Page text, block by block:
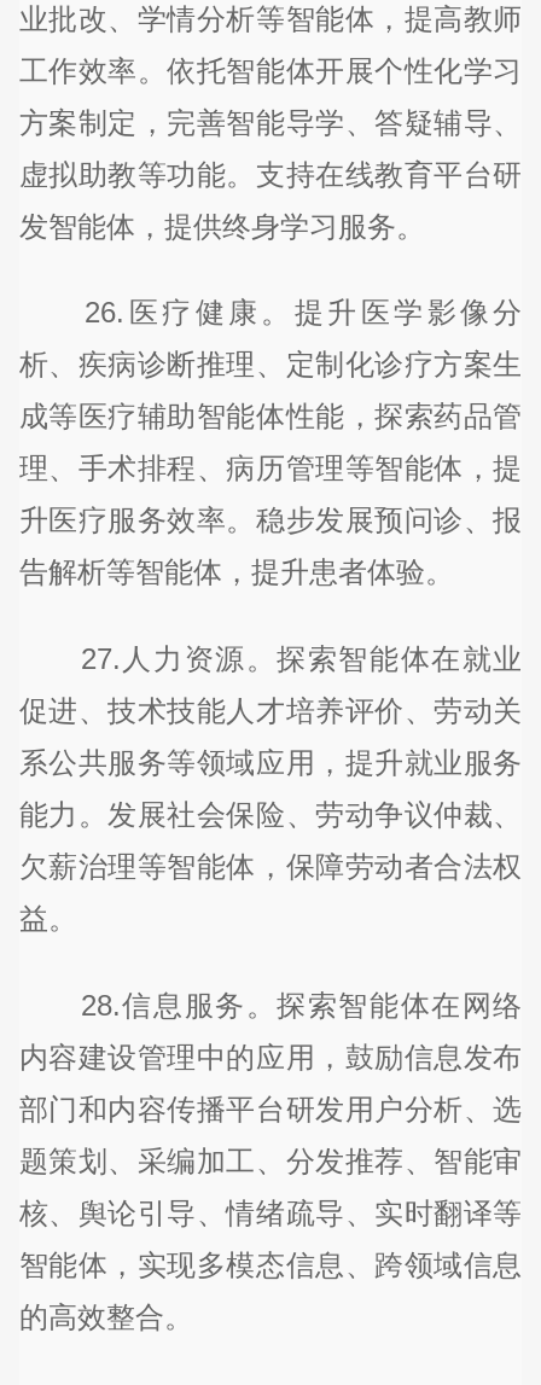
业批改、学情分析等智能体，提高教师
工作效率。依托智能体开展个性化学习
方案制定，完善智能导学、答疑辅导、
虚拟助教等功能。支持在线教育平台研
发智能体，提供终身学习服务。
26.医疗健康。提升医学影像分
析、疾病诊断推理、定制化诊疗方案生
成等医疗辅助智能体性能，探索药品管
理、手术排程、病历管理等智能体，提
升医疗服务效率。稳步发展预问诊、报
告解析等智能体，提升患者体验。
27.人力资源。探索智能体在就业
促进、技术技能人才培养评价、劳动关
系公共服务等领域应用，提升就业服务
能力。发展社会保险、劳动争议仲裁、
欠薪治理等智能体，保障劳动者合法权
益。
28.信息服务。探索智能体在网络
内容建设管理中的应用，鼓励信息发布
部门和内容传播平台研发用户分析、选
题策划、采编加工、分发推荐、智能审
核、舆论引导、情绪疏导、实时翻译等
智能体，实现多模态信息、跨领域信息
的高效整合。